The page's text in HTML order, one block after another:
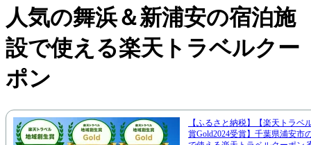
人気の舞浜＆新浦安の宿泊施
設で使える楽天トラベルクー
ポン
【ふるさと納税】【楽天トラベ
賞Gold2024受賞】千葉県浦安市